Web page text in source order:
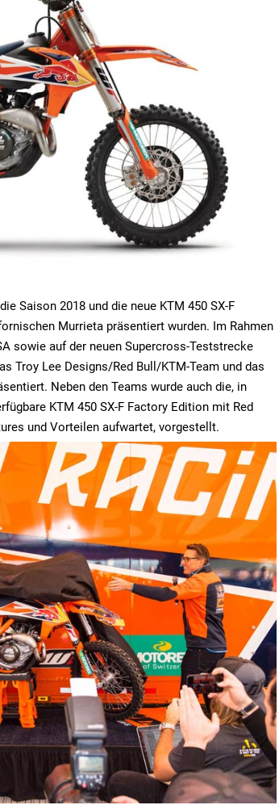
Saison 2018 und die neue KTM 450 SX-F
Murrieta präsentiert wurden. Im Rahmen
sowie auf der neuen Supercross-Teststrecke
Troy Lee Designs/Red Bull/KTM-Team und das
Neben den Teams wurde auch die, in
KTM 450 SX-F Factory Edition mit Red
und Vorteilen aufwartet, vorgestellt.